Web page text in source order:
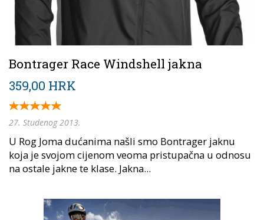
Bontrager Race Windshell jakna
359,00 HRK
27. Studenog 2013.
U Rog Joma dućanima našli smo Bontrager jaknu
koja je svojom cijenom veoma pristupačna u odnosu
na ostale jakne te klase. Jakna...